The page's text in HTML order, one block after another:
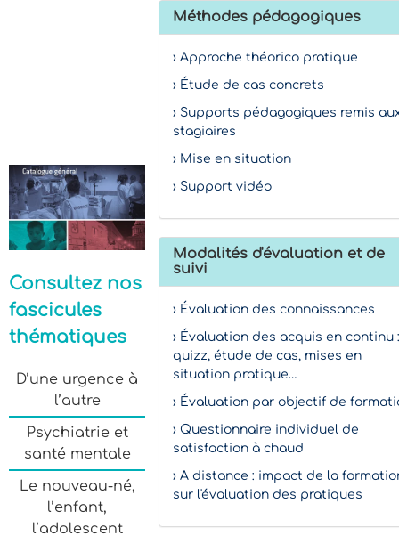
Consultez nos
fascicules
thématiques
D’une urgence à
l’autre
Psychiatrie et
santé mentale
Le nouveau-né,
l’enfant,
l’adolescent
Méthodes pédagogiques
› Approche théorico pratique
› Étude de cas concrets
› Supports pédagogiques remis
stagiaires
› Mise en situation
› Support vidéo
Modalités d'évaluation et de
suivi
› Évaluation des connaissances
› Évaluation des acquis en continu :
quizz, étude de cas, mises en
situation pratique…
› Évaluation par objectif de
› Questionnaire individuel de
satisfaction à chaud
› A distance : impact de la
sur l'évaluation des pratiques